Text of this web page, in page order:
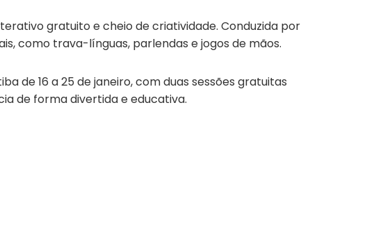
gratuito e cheio de criatividade. Conduzida por
como trava-línguas, parlendas e jogos de mãos.
de 16 a 25 de janeiro, com duas sessões gratuitas
de forma divertida e educativa.